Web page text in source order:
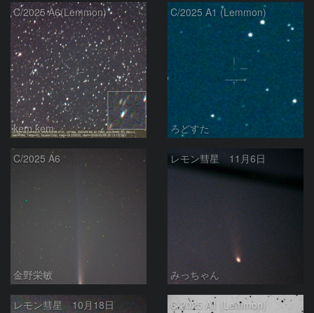
C/2025 A6(Lemmon)
kem.kem
C/2025 A1 (Lemmon)
ろどすた
C/2025 A6
金野栄敏
レモン彗星 11月6日
みっちゃん
レモン彗星 10月18日 C/2025 A1 (Lemmon)